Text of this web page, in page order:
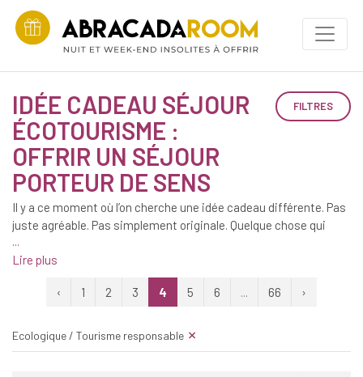
IDÉE CADEAU SÉJOUR
ÉCOTOURISME :
OFFRIR UN SÉJOUR
PORTEUR DE SENS
FILTRES
Il y a ce moment où l’on cherche une idée cadeau différente. Pas
juste agréable. Pas simplement originale. Quelque chose qui
reflète des convictions, un regard sur le monde, une envie de
faire autrement. Offrir un objet de plus ne suffit plus toujours,
surtout quand la personne à qui l’on pense parle de nature,
d’authenticité, de voyages responsables. Alors l’idée d’un séjour
dans dessuggestions inspirantes. Une parenthèse dans un
écolodge en pleine forêt, une nuit dans une cabane éco-conçue,
‹ 1 2 3 4 5 6 ... 66 ›
Ecologique / Tourisme responsable ×